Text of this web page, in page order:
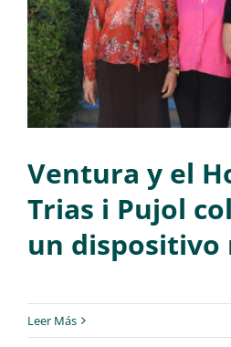
Ventura y el
Trias i Pujol
un dispositivo
Leer Más